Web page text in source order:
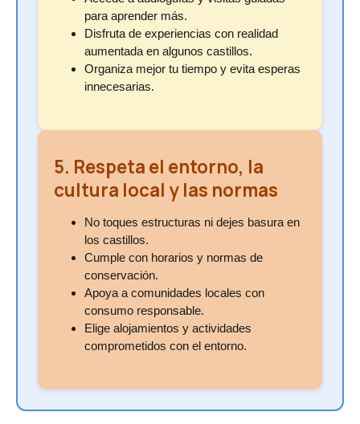
para aprender más.
Disfruta de experiencias con realidad
aumentada en algunos castillos.
Organiza mejor tu tiempo y evita esperas
innecesarias.
5. Respeta el entorno, la
cultura local y las normas
No toques estructuras ni dejes basura en
los castillos.
Cumple con horarios y normas de
conservación.
Apoya a comunidades locales con
consumo responsable.
Elige alojamientos y actividades
comprometidos con el entorno.